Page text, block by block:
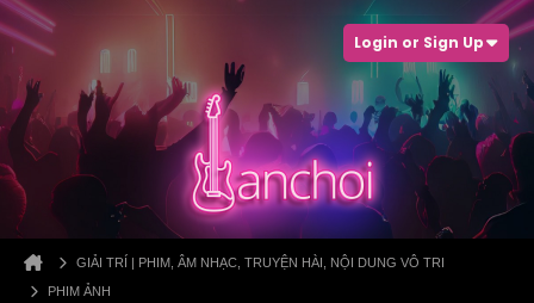
Login or Sign Up
GIẢI TRÍ | PHIM, ÂM NHẠC, TRUYỆN HÀI, NỘI DUNG VÔ TRI
PHIM ẢNH